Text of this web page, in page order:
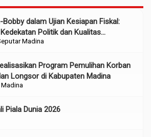
Madina
Bobby dalam Ujian Kesiapan Fiskal:
Politik dan Kualitas
Program Pemulihan Korban
Longsor di Kabupaten Madina
Piala Dunia 2026